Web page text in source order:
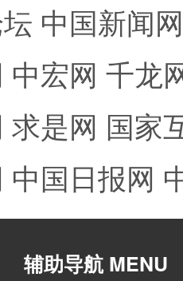
中国新闻网
中宏网 千龙
求是网 国家
中国日报网
辅助导航 MENU